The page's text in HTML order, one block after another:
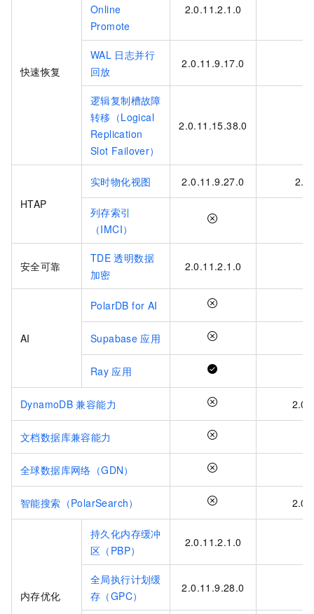
快速恢复
Online
Promote
2.0.11.2.1.0
WAL 日志并行
回放
2.0.11.9.17.0
逻辑复制槽故障
转移（Logical
Replication
Slot Failover）
2.0.11.15.38.0
HTAP
实时物化视图 2.0.11.9.27.0
列存索引
（IMCI）
安全可靠
TDE 透明数据
加密
2.0.11.2.1.0
AI
PolarDB for AI
Supabase 应用
Ray 应用
DynamoDB 兼容能力
文档数据库兼容能力
全球数据库网络（GDN）
智能搜索（PolarSearch）
内存优化
持久化内存缓冲
区（PBP）
2.0.11.2.1.0
全局执行计划缓
存（GPC）
2.0.11.9.28.0